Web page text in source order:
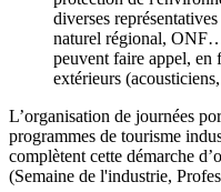
diverses
naturel régional,
peuvent faire appel, en
extérieurs
L’organisation de journées
programmes de tourisme
complètent cette démarche
(Semaine de l'industrie,